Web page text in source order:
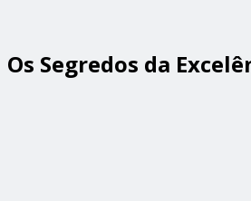
Os Segredos da